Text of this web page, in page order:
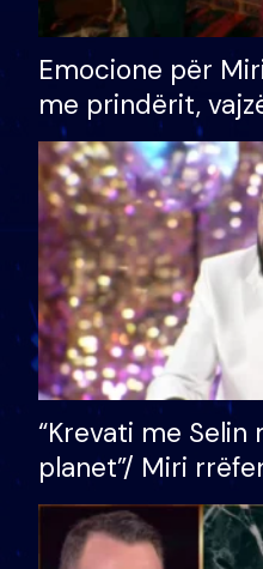
Emocione për
me prindërit,
bashkëshorten:
divorci apo jo?
“Krevati me
planet”/ Miri
bukura në
mungojë zilja e